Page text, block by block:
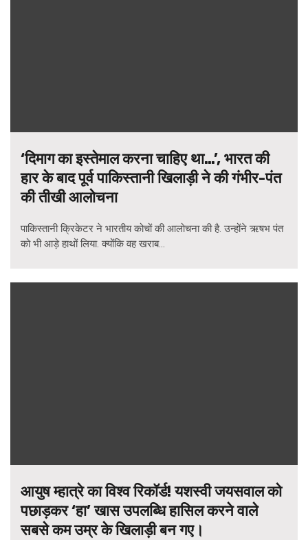
‘दिमाग का इस्तेमाल करना चाहिए था…’, भारत की
हार के बाद पूर्व पाकिस्तानी खिलाड़ी ने की गंभीर-पंत
की तीखी आलोचना
पाकिस्तानी क्रिकेटर ने भारतीय कोचों की आलोचना की है. उन्होंने ऋषभ पंत
को भी आड़े हाथों लिया. क्योंकि वह खराब...
आयुष म्हात्रे का विश्व रिकॉर्ड! यशस्वी जयसवाल को
पछाड़कर ‘हा’ खास उपलब्धि हासिल करने वाले
सबसे कम उम्र के खिलाड़ी बन गए।